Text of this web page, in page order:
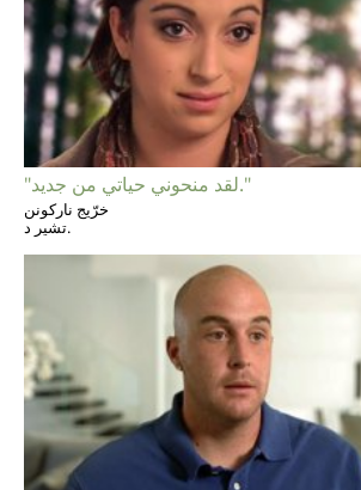
"لقد منحوني حياتي من جديد."
خرّيج ناركونن
تشير د.